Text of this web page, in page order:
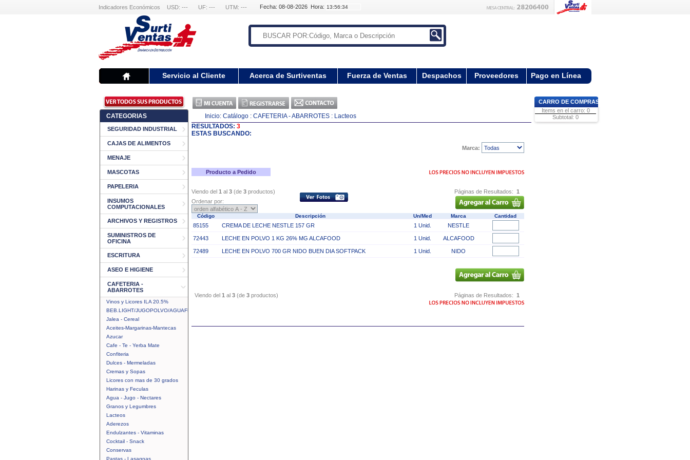
Indicadores Económicos USD: --- UF: --- UTM: --- Fecha: 08-08-2026 Hora:
Servicio al Cliente Acerca de Surtiventas Fuerza de Ventas Despachos Proveedores Pago en Línea
CATEGORIAS
SEGURIDAD INDUSTRIAL
CAJAS DE ALIMENTOS
MENAJE
MASCOTAS
PAPELERIA
INSUMOS
COMPUTACIONALES
ARCHIVOS Y REGISTROS
SUMINISTROS DE
OFICINA
ESCRITURA
ASEO E HIGIENE
CAFETERIA -
ABARROTES
Vinos y Licores ILA 20.5%
BEB.LIGHT/JUGOPOLVO/AGUAFRUTAL
Jalea - Cereal
Aceites-Margarinas-Mantecas
Azucar
Cafe - Te - Yerba Mate
Confiteria
Dulces - Mermeladas
Cremas y Sopas
Licores con mas de 30 grados
Harinas y Feculas
Agua - Jugo - Nectares
Granos y Legumbres
Lacteos
Aderezos
Endulzantes - Vitaminas
Cocktail - Snack
Conservas
Pastas - Lasagnas
Inicio: Catálogo : CAFETERIA - ABARROTES : Lacteos
RESULTADOS: 3
ESTAS BUSCANDO:
Marca:
Producto a Pedido
Viendo del 1 al 3 (de 3 productos) Páginas de Resultados: 1
Ordenar por:
Código Descripción Un/Med Marca Cantidad
85155 CREMA DE LECHE NESTLE 157 GR 1 Unid. NESTLE
72443 LECHE EN POLVO 1 KG 26% MG ALCAFOOD 1 Unid. ALCAFOOD
72489 LECHE EN POLVO 700 GR NIDO BUEN DIA SOFTPACK 1 Unid. NIDO
Viendo del 1 al 3 (de 3 productos) Páginas de Resultados: 1
CARRO DE COMPRAS
Items en el carro: 0
Subtotal: 0